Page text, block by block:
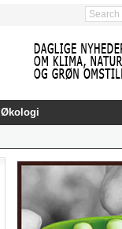
Økologi